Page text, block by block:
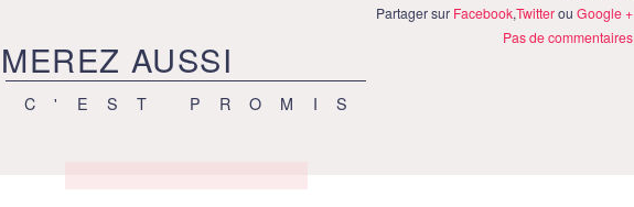
Partager sur Facebook,TwitterouGoogle +
Pas de commentaires
AUSSI
C'EST PROMIS